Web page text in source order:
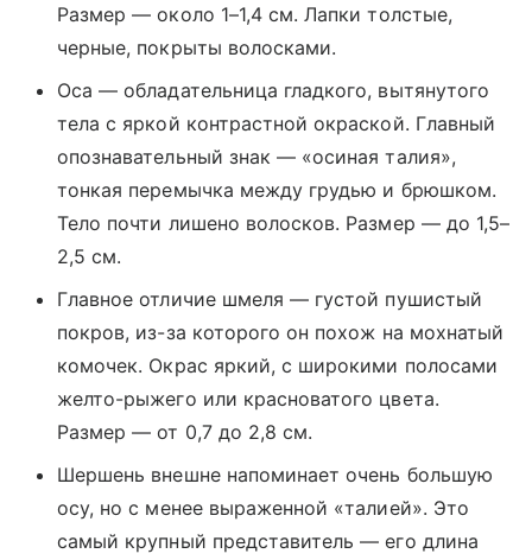
Размер — около 1–1,4 см. Лапки толстые,
черные, покрыты волосками.
Оса — обладательница гладкого, вытянутого
тела с яркой контрастной окраской. Главный
опознавательный знак — «осиная талия»,
тонкая перемычка между грудью и брюшком.
Тело почти лишено волосков. Размер — до 1,5–
2,5 см.
Главное отличие шмеля — густой пушистый
покров, из-за которого он похож на мохнатый
комочек. Окрас яркий, с широкими полосами
желто-рыжего или красноватого цвета.
Размер — от 0,7 до 2,8 см.
Шершень внешне напоминает очень большую
осу, но с менее выраженной «талией». Это
самый крупный представитель — его длина